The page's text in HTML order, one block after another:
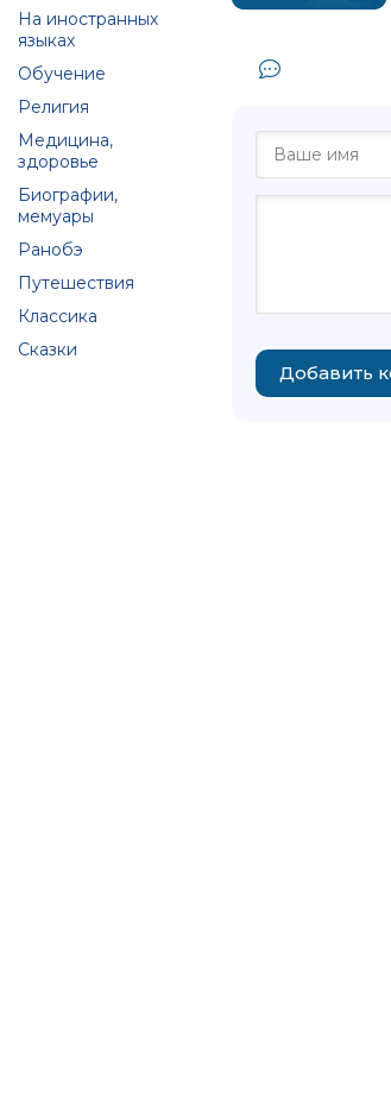
На иностранных
языках
Обучение
Религия
Медицина,
здоровье
Биографии,
мемуары
Ранобэ
Путешествия
Классика
Сказки
Добавить